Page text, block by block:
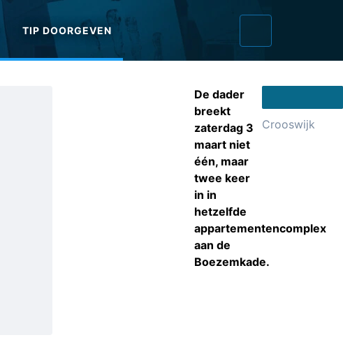
TIP DOORGEVEN
De dader
breekt
zaterdag 3
maart niet
één, maar
twee keer
in in
hetzelfde
appartementencomplex
aan de
Boezemkade.
Crooswijk